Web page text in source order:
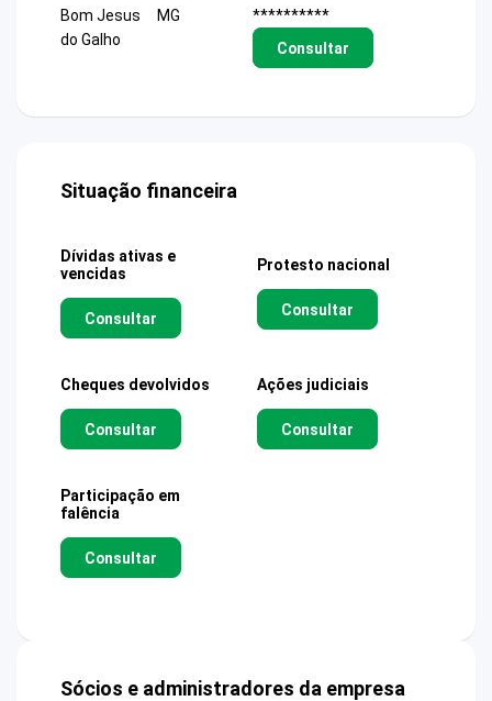
Bom Jesus
do Galho
MG
**********
Consultar
Situação financeira
Dívidas ativas e
vencidas
Consultar
Protesto nacional
Consultar
Cheques devolvidos
Consultar
Ações judiciais
Consultar
Participação em
falência
Consultar
Sócios e administradores da empresa